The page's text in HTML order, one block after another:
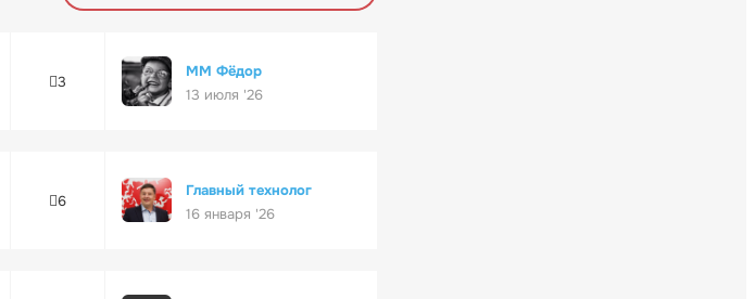
3
ММ Фёдор
13 июля '26
6
Главный технолог
16 января '26